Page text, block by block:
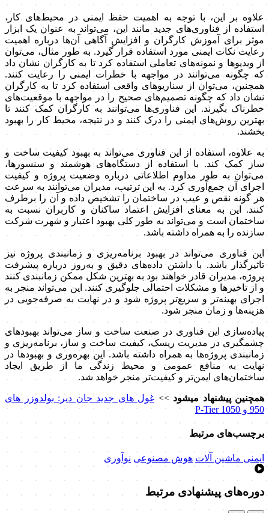
علاوه بر این، با توجه به اهمیت حفظ ایمنی در محیط‌های کار،
استفاده از فناوری‌های جدید مانند این، می‌تواند به عنوان یک ابزار
موثر برای آموزش کارگران و افزایش آگاهی آن‌ها درباره اهمیت
رعایت نکات ایمنی مورد استفاده قرار گیرد. به طور مثال، می‌توان
از ویدیوها و نمونه‌های تعاملی استفاده کرد تا به کارگران نشان داد
که چگونه می‌توانند در مواجهه با خطرات ایمنی را رعایت کنند.
همچنین، می‌توان از سناریوهای واقعی استفاده کرد تا به کارگران
نشان داد که چگونه تصمیم‌های صحیح را در مواجهه با موقعیت‌های
خطرناک بگیرند. این فناوری‌ها می‌توانند به کارگران کمک کنند تا
بهترین روش‌های ایمنی را درک کنند و در نتیجه، محیط کار را بهبود
بخشند.
به علاوه، استفاده از این فناوری می‌تواند به بهبود کیفیت ساخت و
ساز کمک کند. با استفاده از دستگاه‌های هوشمند و سنسورها،
می‌توان به طور مداوم اطلاعاتی درباره وضعیت پروژه و کیفیت
اجرای آن جمع‌آوری کرد. به این ترتیب، مدیران می‌توانند به سرعت
هر گونه نقص و عیب در ساختمان را تشخیص داده و آن را برطرف
کنند. این به معنای افزایش اعتماد ساکنان و کاربران نسبت به
ساختمان است و می‌تواند به طور کلی بهبود اعتبار و شهرت شرکت
سازنده را به همراه داشته باشد.
این فناوری می‌تواند در بهبود برنامه‌ریزی و زمانبندی پروژه نیز
تاثیرگذار باشد. با داشتن داده‌های دقیق و به‌روز درباره پیشرفت
پروژه، مدیران قادر خواهند بود به بهترین شکل ممکن زمانبندی کنند
و از تاخیرها و مشکلات احتمالی جلوگیری کنند. این می‌تواند منجر به
اجرای بهینه‌تر و سریع‌تر پروژه شود و در نهایت به صرفه‌جویی در
هزینه‌ها و زمان منجر شود.
پیاده‌سازی این فناوری در صنعت ساخت و ساز می‌تواند بهبودهای
چشمگیری در مدیریت ریسک، کیفیت ساخت و ساز، برنامه‌ریزی و
زمانبندی پروژه‌ها به همراه داشته باشد. این بهره‌وری و بهبودها در
نهایت به منافع عمومی و محیط زندگی ما از طریق ایجاد
ساختمان‌های ایمن‌تر و کیفیت‌تر منجر خواهد شد.
همچنین پیشنهاد میشود >> غول‌ های جدید جان دیر: بولدوزر های
950 و 1050 P-Tier
برچسب‌های مرتبط
ایمنی ماشین آلات هوش مصنوعی نوآوری
دوره‌های پیشنهادی مرتبط